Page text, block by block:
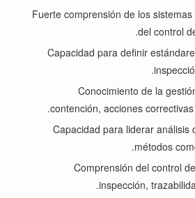
Fuerte comprensión de los
del control
Capacidad para definir
Conocimiento de la
contención, acciones
Capacidad para liderar análisis
métodos
Comprensión del control
inspección,